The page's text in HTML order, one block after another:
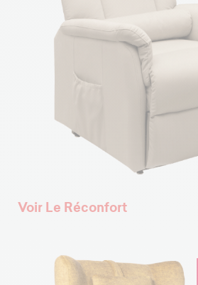
Voir Le Réconfort